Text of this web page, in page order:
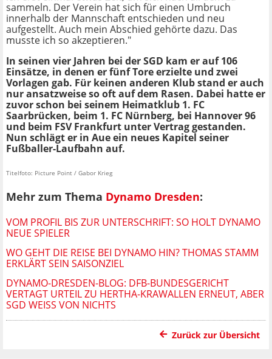
sammeln. Der Verein hat sich für einen Umbruch
innerhalb der Mannschaft entschieden und neu
aufgestellt. Auch mein Abschied gehörte dazu. Das
musste ich so akzeptieren."
In seinen vier Jahren bei der SGD kam er auf 106
Einsätze, in denen er fünf Tore erzielte und zwei
Vorlagen gab. Für keinen anderen Klub stand er auch
nur ansatzweise so oft auf dem Rasen. Dabei hatte er
zuvor schon bei seinem Heimatklub 1. FC
Saarbrücken, beim 1. FC Nürnberg, bei Hannover 96
und beim FSV Frankfurt unter Vertrag gestanden.
Nun schlägt er in Aue ein neues Kapitel seiner
Fußballer-Laufbahn auf.
Titelfoto: Picture Point / Gabor Krieg
Mehr zum Thema Dynamo Dresden:
VOM PROFIL BIS ZUR UNTERSCHRIFT: SO HOLT DYNAMO
NEUE SPIELER
WO GEHT DIE REISE BEI DYNAMO HIN? THOMAS STAMM
ERKLÄRT SEIN SAISONZIEL
DYNAMO-DRESDEN-BLOG: DFB-BUNDESGERICHT
VERTAGT URTEIL ZU HERTHA-KRAWALLEN ERNEUT, ABER
SGD WEISS VON NICHTS
Zurück zur Übersicht